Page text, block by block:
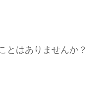
とはありませんか？